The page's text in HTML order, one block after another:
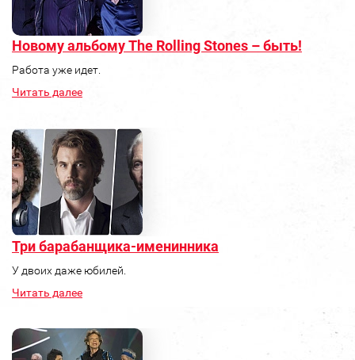
Новому альбому The Rolling Stones – быть!
Работа уже идет.
Читать далее
Три барабанщика-именинника
У двоих даже юбилей.
Читать далее